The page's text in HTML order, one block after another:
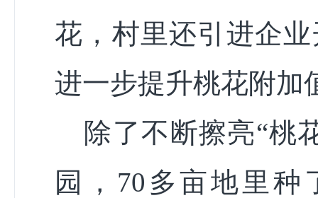
花，村里还引进企
进一步提升桃花附加
除了不断擦亮“桃
园，70多亩地里种